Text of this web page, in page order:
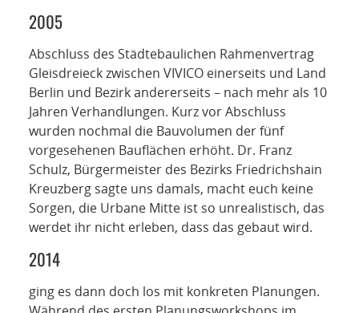
2005
Abschluss des Städtebaulichen Rahmenvertrag
Gleisdreieck zwischen VIVICO einerseits und Land
Berlin und Bezirk andererseits – nach mehr als 10
Jahren Verhandlungen. Kurz vor Abschluss
wurden nochmal die Bauvolumen der fünf
vorgesehenen Bauflächen erhöht. Dr. Franz
Schulz, Bürgermeister des Bezirks Friedrichshain
Kreuzberg sagte uns damals, macht euch keine
Sorgen, die Urbane Mitte ist so unrealistisch, das
werdet ihr nicht erleben, dass das gebaut wird.
2014
ging es dann doch los mit konkreten Planungen.